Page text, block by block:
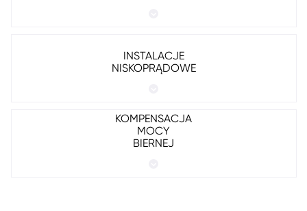
INSTALACJE
NISKOPRĄDOWE
KOMPENSACJA
MOCY
BIERNEJ